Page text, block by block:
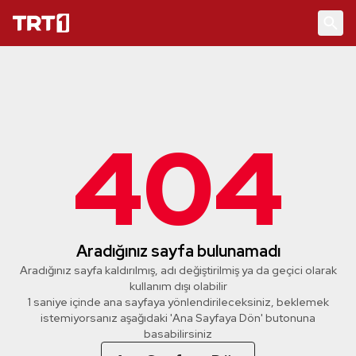
404
Aradığınız sayfa bulunamadı
Aradığınız sayfa kaldırılmış, adı değiştirilmiş ya da geçici olarak
kullanım dışı olabilir
1 saniye içinde ana sayfaya yönlendirileceksiniz, beklemek
istemiyorsanız aşağıdaki 'Ana Sayfaya Dön' butonuna
basabilirsiniz